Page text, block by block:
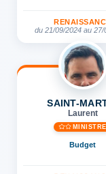
du 21/09/2024 au 27/
SAINT-
Laurent
MINISTRE
Budget